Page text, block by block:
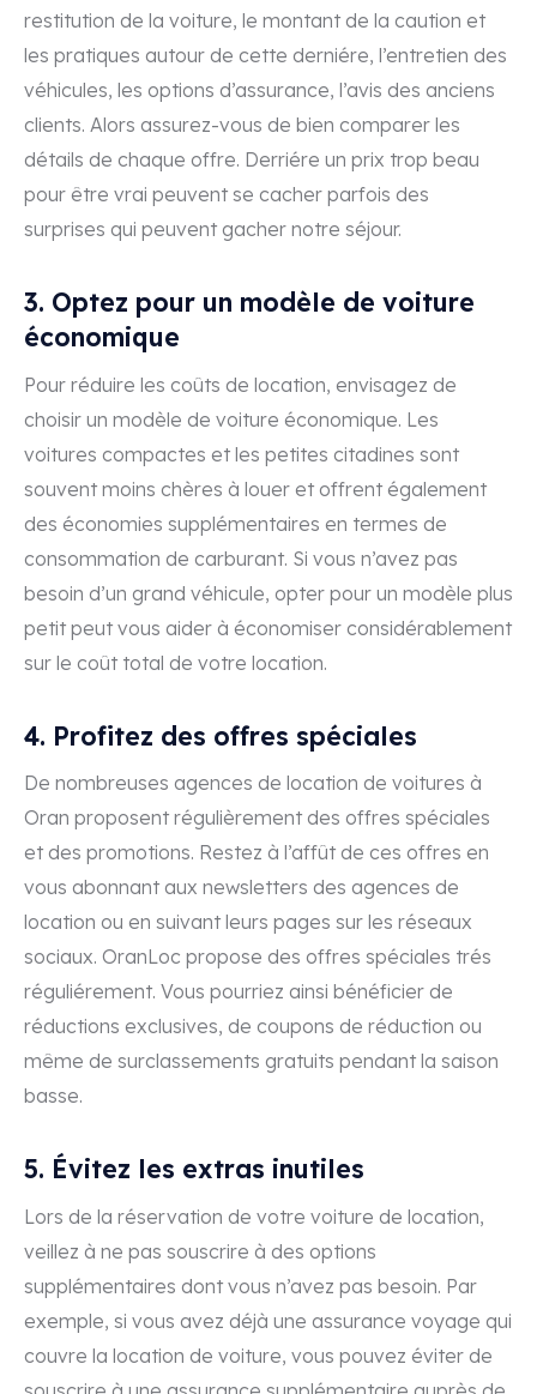
restitution de la voiture, le montant de la caution et
les pratiques autour de cette derniére, l’entretien des
véhicules, les options d’assurance, l’avis des anciens
clients. Alors assurez-vous de bien comparer les
détails de chaque offre. Derriére un prix trop beau
pour être vrai peuvent se cacher parfois des
surprises qui peuvent gacher notre séjour.
3. Optez pour un modèle de voiture
économique
Pour réduire les coûts de location, envisagez de
choisir un modèle de voiture économique. Les
voitures compactes et les petites citadines sont
souvent moins chères à louer et offrent également
des économies supplémentaires en termes de
consommation de carburant. Si vous n’avez pas
besoin d’un grand véhicule, opter pour un modèle plus
petit peut vous aider à économiser considérablement
sur le coût total de votre location.
4. Profitez des offres spéciales
De nombreuses agences de location de voitures à
Oran proposent régulièrement des offres spéciales
et des promotions. Restez à l’affût de ces offres en
vous abonnant aux newsletters des agences de
location ou en suivant leurs pages sur les réseaux
sociaux. OranLoc propose des offres spéciales trés
réguliérement. Vous pourriez ainsi bénéficier de
réductions exclusives, de coupons de réduction ou
même de surclassements gratuits pendant la saison
basse.
5. Évitez les extras inutiles
Lors de la réservation de votre voiture de location,
veillez à ne pas souscrire à des options
supplémentaires dont vous n’avez pas besoin. Par
exemple, si vous avez déjà une assurance voyage qui
couvre la location de voiture, vous pouvez éviter de